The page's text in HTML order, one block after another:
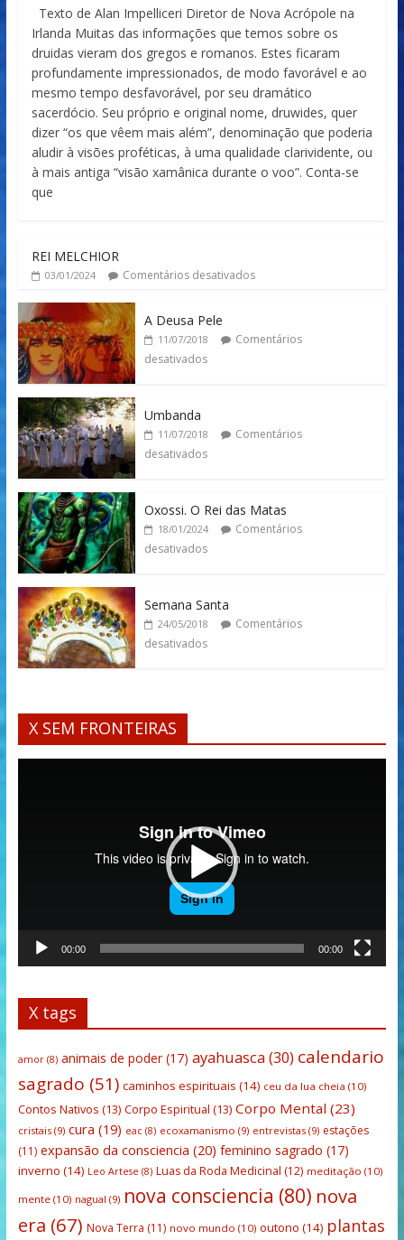
Texto de Alan Impelliceri Diretor de Nova Acrópole na
Irlanda Muitas das informações que temos sobre os
druidas vieram dos gregos e romanos. Estes ficaram
profundamente impressionados, de modo favorável e ao
mesmo tempo desfavorável, por seu dramático
sacerdócio. Seu próprio e original nome, druwides, quer
dizer “os que vêem mais além”, denominação que poderia
aludir à visões proféticas, à uma qualidade clarividente, ou
à mais antiga “visão xamânica durante o voo”. Conta-se
que
REI MELCHIOR
03/01/2024 Comentários desativados
A Deusa Pele
11/07/2018
Comentários
desativados
Umbanda
11/07/2018
Comentários
desativados
Oxossi. O Rei das Matas
18/01/2024
Comentários
desativados
Semana Santa
24/05/2018
Comentários
desativados
X SEM FRONTEIRAS
00:00 00:00
X tags
amor(8) animais de poder(17) ayahuasca(30) calendario
sagrado (51) caminhos espirituais (14) ceu da lua cheia (10)
Contos Nativos (13) Corpo Espiritual (13) Corpo Mental (23)
cristais(9) cura (19) eac(8) ecoxamanismo (9) entrevistas(9) estações
(11) expansão da consciencia (20) feminino sagrado (17)
inverno (14) Leo Artese (8) Luas da Roda Medicinal (12) meditação (10)
mente(10) nagual (9) nova consciencia (80) nova
era (67) Nova Terra (11) novo mundo (10) outono (14) plantas